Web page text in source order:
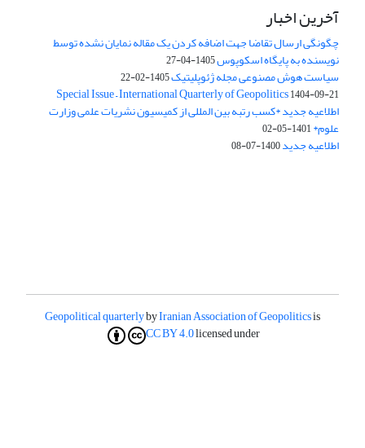
آخرین اخبار
چگونگی ارسال تقاضا جهت اضافه کردن یک مقاله نمایان نشده توسط
نویسنده به پایگاه اسکوپوس1405-04-27
سیاست هوش مصنوعی مجله ژئوپلیتیک1405-02-22
Special Issue – International Quarterly of Geopolitics1404-09-21
اطلاعیه جدید *کسب رتبه بین المللی از کمیسیون نشریات علمی وزارت
علوم*1401-05-02
اطلاعیه جدید1400-07-08
Geopolitical quarterlybyIranian Association of Geopoliticsis
licensed under
CC BY 4.0